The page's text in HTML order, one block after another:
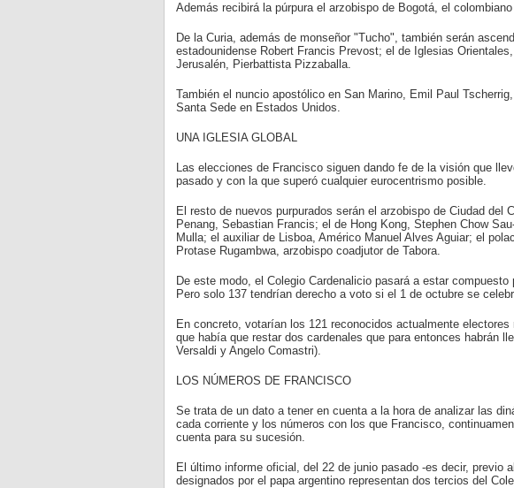
Además recibirá la púrpura el arzobispo de Bogotá, el
De la Curia, además de monseñor "Tucho", también serán
estadounidense Robert Francis Prevost; el de Iglesias
Jerusalén, Pierbattista Pizzaballa.
También el nuncio apostólico en San Marino, Emil Paul
Santa Sede en Estados Unidos.
UNA IGLESIA GLOBAL
Las elecciones de Francisco siguen dando fe de la visión que
pasado y con la que superó cualquier eurocentrismo posible.
El resto de nuevos purpurados serán el arzobispo de Ciudad
Penang, Sebastian Francis; el de Hong Kong, Stephen Chow
Mulla; el auxiliar de Lisboa, Américo Manuel Alves Aguiar; el
Protase Rugambwa, arzobispo coadjutor de Tabora.
De este modo, el Colegio Cardenalicio pasará a estar
Pero solo 137 tendrían derecho a voto si el 1 de octubre se
En concreto, votarían los 121 reconocidos actualmente
que había que restar dos cardenales que para entonces habrán
Versaldi y Angelo Comastri).
LOS NÚMEROS DE FRANCISCO
Se trata de un dato a tener en cuenta a la hora de analizar las
cada corriente y los números con los que Francisco,
cuenta para su sucesión.
El último informe oficial, del 22 de junio pasado -es decir, previo
designados por el papa argentino representan dos tercios del